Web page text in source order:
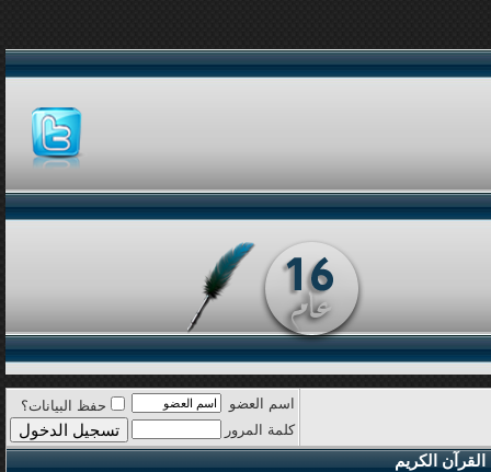
اسم العضو
حفظ البيانات؟
كلمة المرور
القرآن الكريم